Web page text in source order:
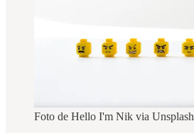
Foto de Hello I'm Nik via Unsplash